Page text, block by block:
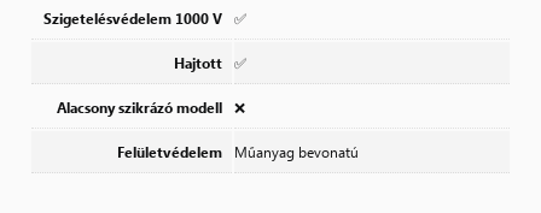
Szigetelésvédelem 1000 V ✅
Hajtott ✅
Alacsony szikrázó modell ❌
Felületvédelem Műanyag bevonatú